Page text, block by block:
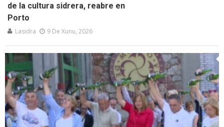
de la cultura sidrera, reabre en
Porto
Lasidra 9 De Xunu, 2026